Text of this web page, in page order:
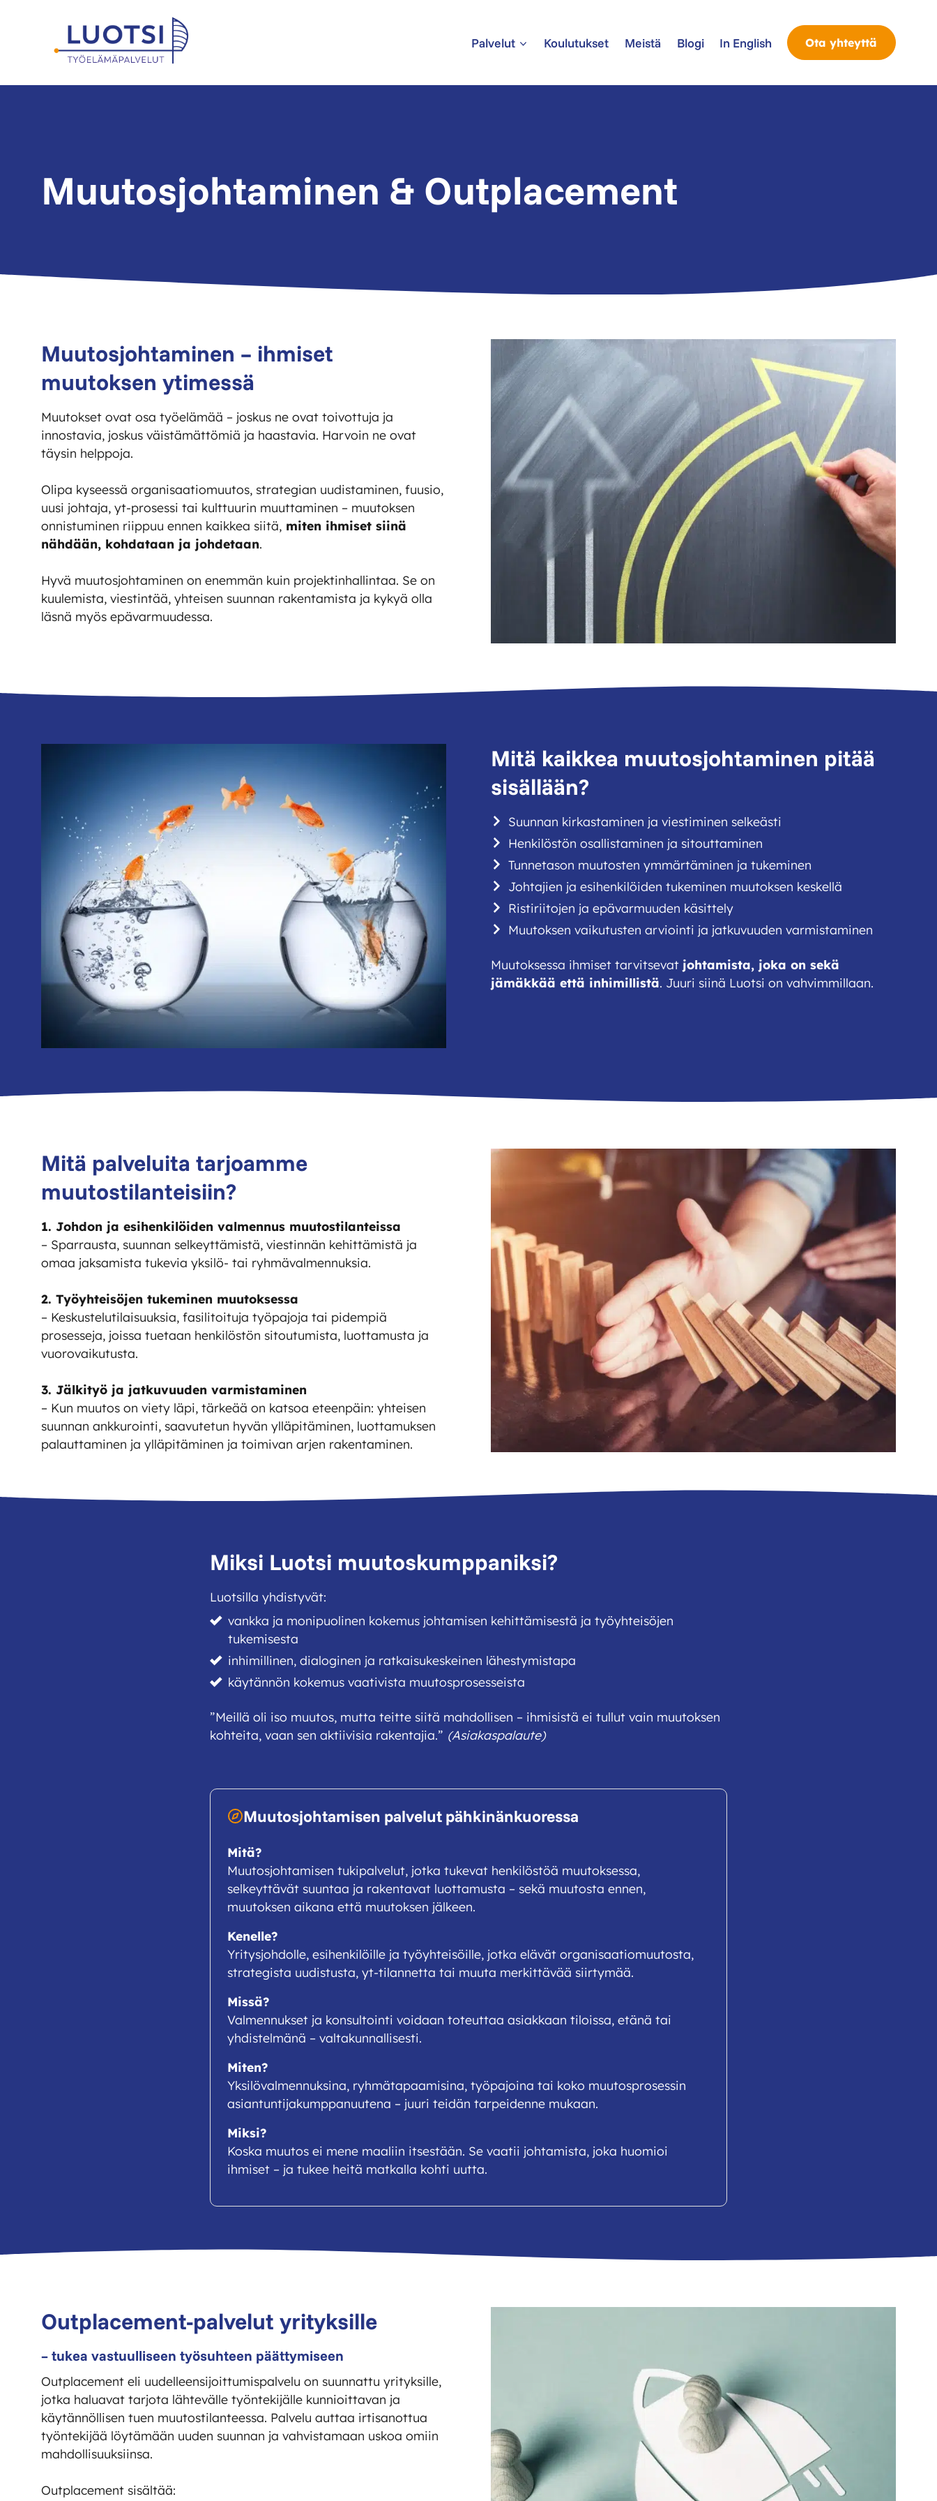
Palvelut
Koulutukset Meistä Blogi In English Ota yhteyttä
Muutosjohtaminen & Outplacement
Muutosjohtaminen – ihmiset
muutoksen ytimessä
Muutokset ovat osa työelämää – joskus ne ovat toivottuja ja
innostavia, joskus väistämättömiä ja haastavia. Harvoin ne ovat
täysin helppoja.
Olipa kyseessä organisaatiomuutos, strategian uudistaminen, fuusio,
uusi johtaja, yt-prosessi tai kulttuurin muuttaminen – muutoksen
onnistuminen riippuu ennen kaikkea siitä, miten ihmiset siinä
nähdään, kohdataan ja johdetaan.
Hyvä muutosjohtaminen on enemmän kuin projektinhallintaa. Se on
kuulemista, viestintää, yhteisen suunnan rakentamista ja kykyä olla
läsnä myös epävarmuudessa.
Mitä kaikkea muutosjohtaminen pitää
sisällään?
Suunnan kirkastaminen ja viestiminen selkeästi
Henkilöstön osallistaminen ja sitouttaminen
Tunnetason muutosten ymmärtäminen ja tukeminen
Johtajien ja esihenkilöiden tukeminen muutoksen keskellä
Ristiriitojen ja epävarmuuden käsittely
Muutoksen vaikutusten arviointi ja jatkuvuuden varmistaminen
Muutoksessa ihmiset tarvitsevat johtamista, joka on sekä
jämäkkää että inhimillistä. Juuri siinä Luotsi on vahvimmillaan.
Mitä palveluita tarjoamme
muutostilanteisiin?
1. Johdon ja esihenkilöiden valmennus muutostilanteissa
– Sparrausta, suunnan selkeyttämistä, viestinnän kehittämistä ja
omaa jaksamista tukevia yksilö- tai ryhmävalmennuksia.
2. Työyhteisöjen tukeminen muutoksessa
– Keskustelutilaisuuksia, fasilitoituja työpajoja tai pidempiä
prosesseja, joissa tuetaan henkilöstön sitoutumista, luottamusta ja
vuorovaikutusta.
3. Jälkityö ja jatkuvuuden varmistaminen
– Kun muutos on viety läpi, tärkeää on katsoa eteenpäin: yhteisen
suunnan ankkurointi, saavutetun hyvän ylläpitäminen, luottamuksen
palauttaminen ja ylläpitäminen ja toimivan arjen rakentaminen.
Miksi Luotsi muutoskumppaniksi?
Luotsilla yhdistyvät:
vankka ja monipuolinen kokemus johtamisen kehittämisestä ja työyhteisöjen
tukemisesta
inhimillinen, dialoginen ja ratkaisukeskeinen lähestymistapa
käytännön kokemus vaativista muutosprosesseista
”Meillä oli iso muutos, mutta teitte siitä mahdollisen – ihmisistä ei tullut vain muutoksen
kohteita, vaan sen aktiivisia rakentajia.” (Asiakaspalaute)
Muutosjohtamisen palvelut pähkinänkuoressa
Mitä?
Muutosjohtamisen tukipalvelut, jotka tukevat henkilöstöä muutoksessa,
selkeyttävät suuntaa ja rakentavat luottamusta – sekä muutosta ennen,
muutoksen aikana että muutoksen jälkeen.
Kenelle?
Yritysjohdolle, esihenkilöille ja työyhteisöille, jotka elävät organisaatiomuutosta,
strategista uudistusta, yt-tilannetta tai muuta merkittävää siirtymää.
Missä?
Valmennukset ja konsultointi voidaan toteuttaa asiakkaan tiloissa, etänä tai
yhdistelmänä – valtakunnallisesti.
Miten?
Yksilövalmennuksina, ryhmätapaamisina, työpajoina tai koko muutosprosessin
asiantuntijakumppanuutena – juuri teidän tarpeidenne mukaan.
Miksi?
Koska muutos ei mene maaliin itsestään. Se vaatii johtamista, joka huomioi
ihmiset – ja tukee heitä matkalla kohti uutta.
Outplacement-palvelut yrityksille
– tukea vastuulliseen työsuhteen päättymiseen
Outplacement eli uudelleensijoittumispalvelu on suunnattu yrityksille,
jotka haluavat tarjota lähtevälle työntekijälle kunnioittavan ja
käytännöllisen tuen muutostilanteessa. Palvelu auttaa irtisanottua
työntekijää löytämään uuden suunnan ja vahvistamaan uskoa omiin
mahdollisuuksiinsa.
Outplacement sisältää: